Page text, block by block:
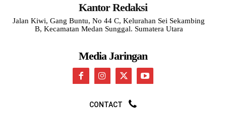
Kantor Redaksi
Jalan Kiwi, Gang Buntu, No 44 C, Kelurahan Sei Sekambing
B, Kecamatan Medan Sunggal. Sumatera Utara
Media Jaringan
CONTACT